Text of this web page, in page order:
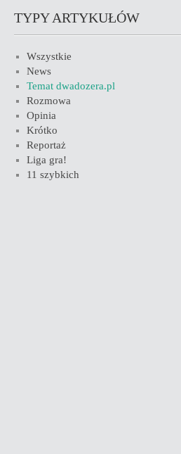
TYPY ARTYKUŁÓW
Wszystkie
News
Temat dwadozera.pl
Rozmowa
Opinia
Krótko
Reportaż
Liga gra!
11 szybkich